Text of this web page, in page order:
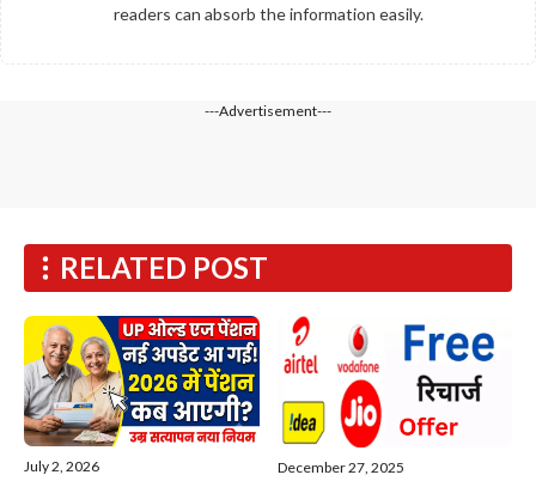
readers can absorb the information easily.
---Advertisement---
RELATED POST
July 2, 2026 December 27, 2025